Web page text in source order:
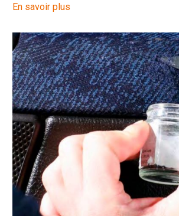
En savoir plus